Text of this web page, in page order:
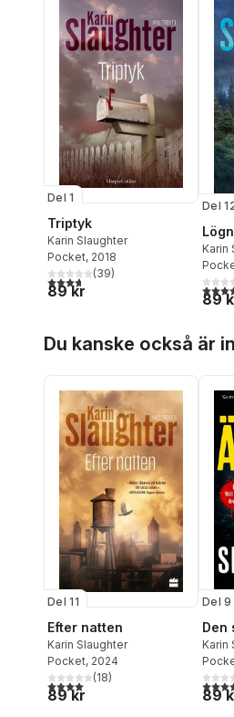
Del 1
Triptyk
Karin Slaughter
Pocket, 2018
3,7utav 5 stjärnor. Totalt antal
(39)
89 kr
Del
Karin
3,9
89
Du kanske också är
Del 11
Efter natten
Karin Slaughter
Pocket, 2024
4,0utav 5 stjärnor. Totalt antal
(18)
89 kr
Del 9
Den
Karin
4,0
89